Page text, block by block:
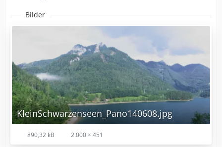
Bilder
KleinSchwarzenseen_Pano140608.jpg
890,32 kB 2.000 × 451